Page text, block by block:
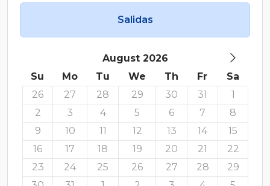
Salidas
August 2026
Su
Mo Tu We Th Fr
Sa
26
27 28 29 30 31
1
2
3 4 5 6 7
8
9
10 11 12 13 14
15
16
17 18 19 20 21
22
23
24 25 26 27 28
29